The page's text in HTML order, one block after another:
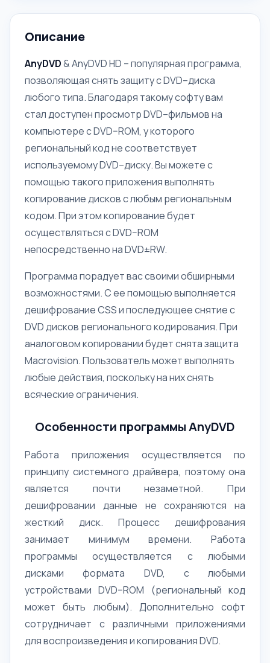
Описание
AnyDVD& AnyDVD HD – популярная программа,
позволяющая снять защиту с DVD–диска
любого типа. Благодаря такому софту вам
стал доступен просмотр DVD–фильмов на
компьютере с DVD–ROM, у которого
региональный код не соответствует
используемому DVD–диску. Вы можете с
помощью такого приложения выполнять
копирование дисков с любым региональным
кодом. При этом копирование будет
осуществляться с DVD–ROM
непосредственно на DVD±RW.
Программа порадует вас своими обширными
возможностями. С ее помощью выполняется
дешифрование CSS и последующее снятие с
DVD дисков регионального кодирования. При
аналоговом копировании будет снята защита
Macrovision. Пользователь может выполнять
любые действия, поскольку на них снять
всяческие ограничения.
Особенности программы AnyDVD
Работа приложения осуществляется по
принципу системного драйвера, поэтому она
является почти незаметной. При
дешифровании данные не сохраняются на
жесткий диск. Процесс дешифрования
занимает минимум времени. Работа
программы осуществляется с любыми
дисками формата DVD, с любыми
устройствами DVD–ROM (региональный код
может быть любым). Дополнительно софт
сотрудничает с различными приложениями
для воспроизведения и копирования DVD.